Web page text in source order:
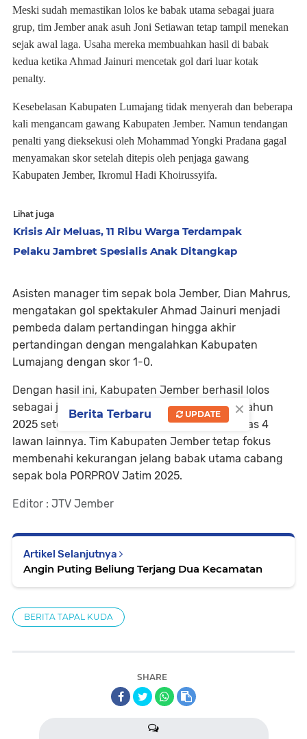
Meski sudah memastikan lolos ke babak utama sebagai juara
grup, tim Jember anak asuh Joni Setiawan tetap tampil menekan
sejak awal laga. Usaha mereka membuahkan hasil di babak
kedua ketika Ahmad Jainuri mencetak gol dari luar kotak
penalty.
Kesebelasan Kabupaten Lumajang tidak menyerah dan beberapa
kali mengancam gawang Kabupaten Jember. Namun tendangan
penalti yang dieksekusi oleh Mohammad Yongki Pradana gagal
menyamakan skor setelah ditepis oleh penjaga gawang
Kabupaten Jember, Ikromul Hadi Khoirussyifa.
Lihat juga
Krisis Air Meluas, 11 Ribu Warga Terdampak
Pelaku Jambret Spesialis Anak Ditangkap
Asisten manager tim sepak bola Jember, Dian Mahrus,
mengatakan gol spektakuler Ahmad Jainuri menjadi
pembeda dalam pertandingan hingga akhir
pertandingan dengan mengalahkan Kabupaten
Lumajang dengan skor 1-0.
Dengan hasil ini, Kabupaten Jember berhasil lolos
sebagai juara zona 1 PRA-PORPROV Jatim IX tahun
2025 setelah menyapu bersih kemenangan atas 4
lawan lainnya. Tim Kabupaten Jember tetap fokus
membenahi kekurangan jelang babak utama cabang
sepak bola PORPROV Jatim 2025.
Editor : JTV Jember
Artikel Selanjutnya
Angin Puting Beliung Terjang Dua Kecamatan
BERITA TAPAL KUDA
SHARE
×
Berita Terbaru UPDATE